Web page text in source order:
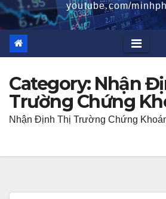
youtube.com/
Category: Nhận
Trường Chứng
Nhận Định Thị Trường Chứng